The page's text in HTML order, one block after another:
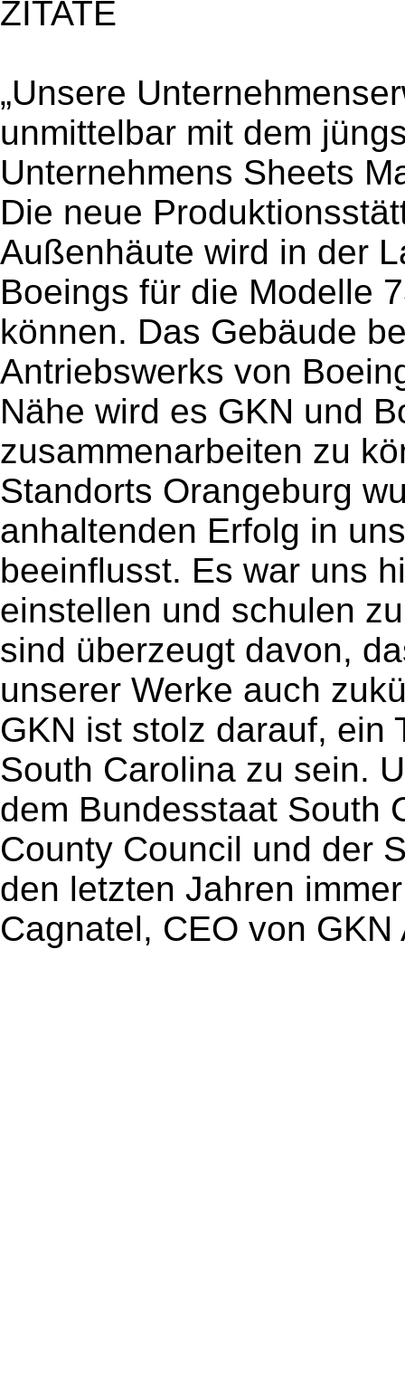
ZITATE
„Unsere
unmittelbar mit dem
Unternehmens Sheets
Die neue
Außenhäute wird in der
Boeings für die Modelle
können. Das Gebäude
Antriebswerks von
Nähe wird es GKN und
zusammenarbeiten zu
Standorts Orangeburg
anhaltenden Erfolg in
beeinflusst. Es war uns
einstellen und schulen
sind überzeugt davon,
unserer Werke auch
GKN ist stolz darauf, ein
South Carolina zu sein.
dem Bundesstaat South
County Council und der
den letzten Jahren
Cagnatel, CEO von